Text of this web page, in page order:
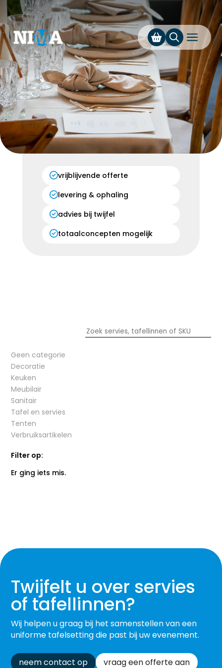
a
vrijblijvende offerte
levering & ophaling
advies bij twijfel
totaalconcepten mogelijk
Geen categorie
Decoratie
Keuken
Meubilair
Sanitair
Tafel en servies
Tenten
Verbruiksartikelen
Filter op:
Er ging iets mis.
Twijfelt u over servies
of tafellinnen?
Wij helpen u graag bij het samenstellen van een
uniforme tafelsetting die past bij uw evenement.
neem contact op vraag een offerte aan